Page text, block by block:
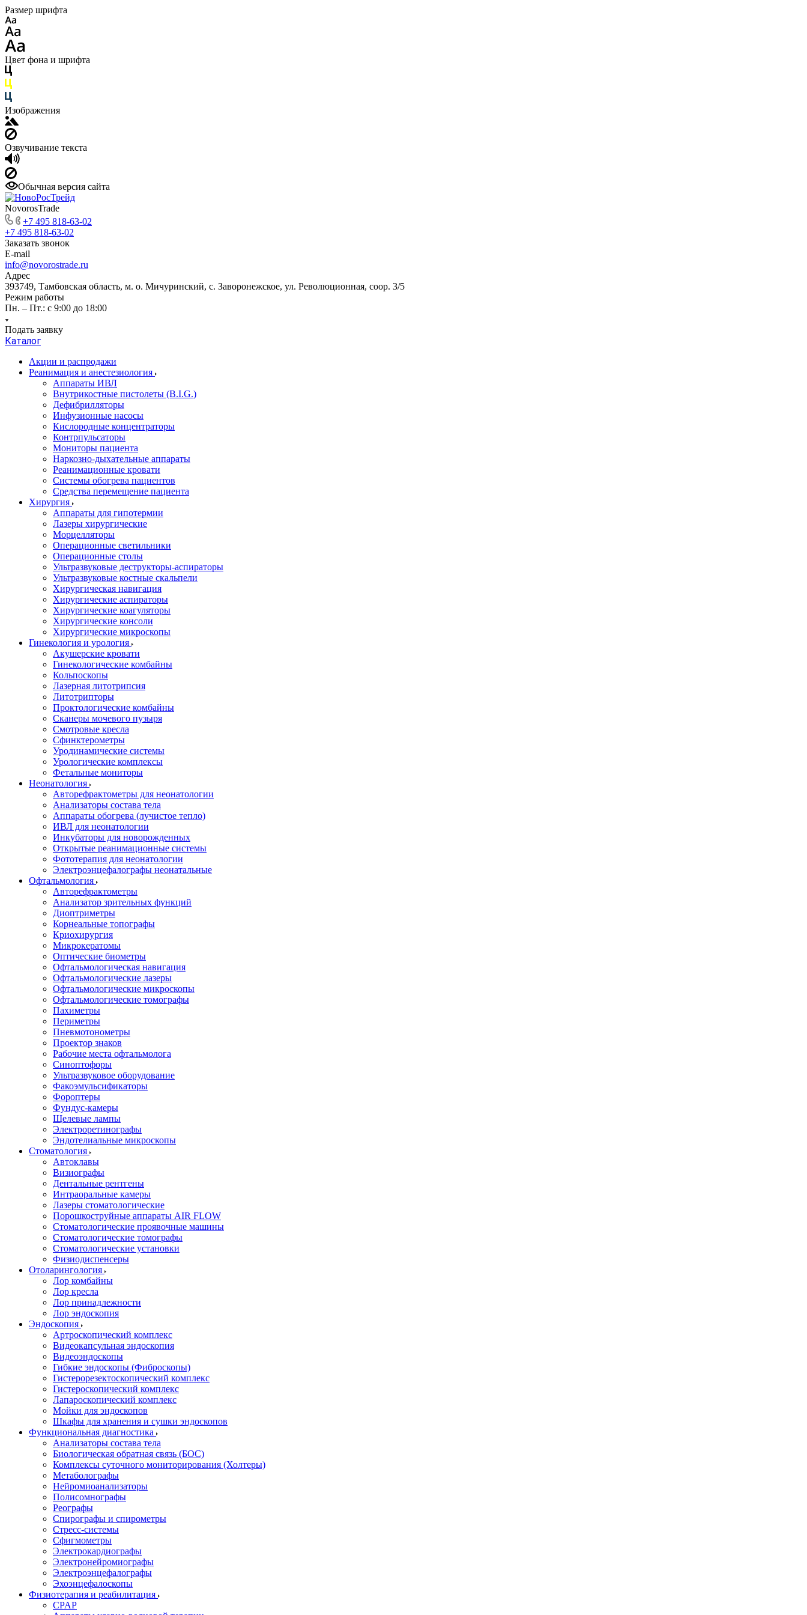
Размер шрифта
Цвет фона и шрифта
Изображения
Озвучивание текста
Обычная версия сайта
NovorosTrade
+7 495 818-63-02
+7 495 818-63-02
Заказать звонок
E-mail
info@novorostrade.ru
Адрес
393749, Тамбовская область, м. о. Мичуринский, с. Заворонежское, ул. Революционная, соор. 3/5
Режим работы
Пн. – Пт.: с 9:00 до 18:00
Подать заявку
Каталог
Акции и распродажи
Реанимация и анестезиология
Аппараты ИВЛ
Внутрикостные пистолеты (B.I.G.)
Дефибрилляторы
Инфузионные насосы
Кислородные концентраторы
Контрпульсаторы
Мониторы пациента
Наркозно-дыхательные аппараты
Реанимационные кровати
Системы обогрева пациентов
Средства перемещение пациента
Хирургия
Аппараты для гипотермии
Лазеры хирургические
Морцелляторы
Операционные светильники
Операционные столы
Ультразвуковые деструкторы-аспираторы
Ультразвуковые костные скальпели
Хирургическая навигация
Хирургические аспираторы
Хирургические коагуляторы
Хирургические консоли
Хирургические микроскопы
Гинекология и урология
Акушерские кровати
Гинекологические комбайны
Кольпоскопы
Лазерная литотрипсия
Литотрипторы
Проктологические комбайны
Сканеры мочевого пузыря
Смотровые кресла
Сфинктерометры
Уродинамические системы
Урологические комплексы
Фетальные мониторы
Неонатология
Авторефрактометры для неонатологии
Анализаторы состава тела
Аппараты обогрева (лучистое тепло)
ИВЛ для неонатологии
Инкубаторы для новорожденных
Открытые реанимационные системы
Фототерапия для неонатологии
Электроэнцефалографы неонатальные
Офтальмология
Авторефрактометры
Анализатор зрительных функций
Диоптриметры
Корнеальные топографы
Криохирургия
Микрокератомы
Оптические биометры
Офтальмологическая навигация
Офтальмологические лазеры
Офтальмологические микроскопы
Офтальмологические томографы
Пахиметры
Периметры
Пневмотонометры
Проектор знаков
Рабочие места офтальмолога
Синоптофоры
Ультразвуковое оборудование
Факоэмульсификаторы
Фороптеры
Фундус-камеры
Щелевые лампы
Электроретинографы
Эндотелиальные микроскопы
Стоматология
Автоклавы
Визиографы
Дентальные рентгены
Интраоральные камеры
Лазеры стоматологические
Порошкоструйные аппараты AIR FLOW
Стоматологические проявочные машины
Стоматологические томографы
Стоматологические установки
Физиодиспенсеры
Отоларингология
Лор комбайны
Лор кресла
Лор принадлежности
Лор эндоскопия
Эндоскопия
Артроскопический комплекс
Видеокапсульная эндоскопия
Видеоэндоскопы
Гибкие эндоскопы (Фиброcкопы)
Гистерорезектоскопический комплекс
Гистероскопический комплекс
Лапароскопический комплекс
Мойки для эндоскопов
Шкафы для хранения и сушки эндоскопов
Функциональная диагностика
Анализаторы состава тела
Биологическая обратная связь (БОС)
Комплексы суточного мониторирования (Холтеры)
Метаболографы
Нейромиоанализаторы
Полисомнографы
Реографы
Спирографы и спирометры
Стресс-системы
Сфигмометры
Электрокардиографы
Электронейромиографы
Электроэнцефалографы
Эхоэнцефалоскопы
Физиотерапия и реабилитация
CPAP